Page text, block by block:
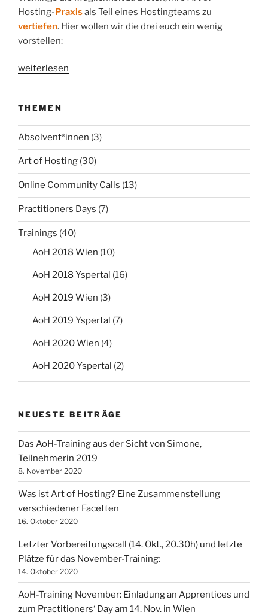
Hosting-Praxisals Teil eines Hostingteams zu
vertiefen. Hier wollen wir die drei euch ein wenig
vorstellen:
„Das
komplett:
Willkommen
Lena,
Augustin!“
weiterlesen
THEMEN
Absolvent*innen (3)
Art of Hosting (30)
Online Community Calls (13)
Practitioners Days (7)
Trainings (40)
AoH 2018 Wien (10)
AoH 2018 Yspertal (16)
AoH 2019 Wien (3)
AoH 2019 Yspertal (7)
AoH 2020 Wien (4)
AoH 2020 Yspertal (2)
NEUESTE BEITRÄGE
Das AoH-Training aus der Sicht von Simone,
Teilnehmerin 2019
8. November 2020
Was ist Art of Hosting? Eine Zusammenstellung
verschiedener Facetten
16. Oktober 2020
Letzter Vorbereitungscall (14. Okt., 20.30h) und letzte
Plätze für das November-Training:
14. Oktober 2020
AoH-Training November: Einladung an Apprentices und
zum Practitioners‘ Day am 14. Nov. in Wien